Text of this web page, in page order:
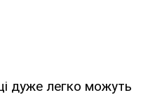
дуже легко можуть